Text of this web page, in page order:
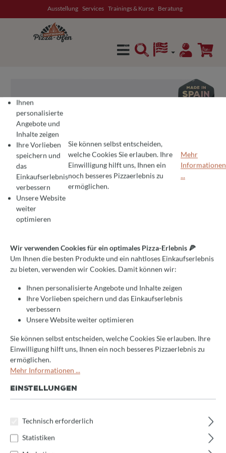
Ausstellung Services Trainings & Kurse Beratung
Durchschnittliche Bewertung von 0 von 5 Sternen
Jetzt bewerten!
Josper Combo CVJ-050-2-
HJX-45
Produkt Anzahl: Gib den gewünschten
Jetzt anfragen
Produktnummer:JosperCVJ45
Beschreibung
Bewertungen
COOKIE-VOREINSTELLUNGEN
Wir verwenden Cookies für ein optimales Pizza-Erlebnis 🍕
Um Ihnen die besten Produkte und ein nahtloses Einkaufserlebnis zu
Ihnen
personalisierte
Angebote und
Inhalte zeigen
Ihre Vorlieben
speichern und
das
Einkaufserlebnis
verbessern
Unsere Website
weiter
optimieren
Sie können selbst entscheiden,
welche Cookies Sie erlauben. Ihre
Einwilligung hilft uns, Ihnen ein
noch besseres Pizzaerlebnis zu
ermöglichen.
Mehr
Informationen
...
Wir verwenden Cookies für ein optimales Pizza-Erlebnis 🍕
Um Ihnen die besten Produkte und ein nahtloses Einkaufserlebnis
zu bieten, verwenden wir Cookies. Damit können wir:
Ihnen personalisierte Angebote und Inhalte zeigen
Ihre Vorlieben speichern und das Einkaufserlebnis
verbessern
Unsere Website weiter optimieren
Sie können selbst entscheiden, welche Cookies Sie erlauben. Ihre
Einwilligung hilft uns, Ihnen ein noch besseres Pizzaerlebnis zu
ermöglichen.
Mehr Informationen ...
EINSTELLUNGEN
Technisch erforderlich
Statistiken